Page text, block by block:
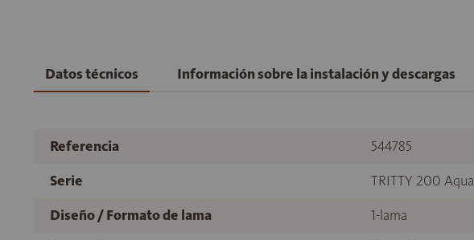
Datos técnicos Información sobre la instalación y descargas
Referencia
544785
Serie
TRITTY 200 Aqua
Diseño / Formato de lama
1-lama